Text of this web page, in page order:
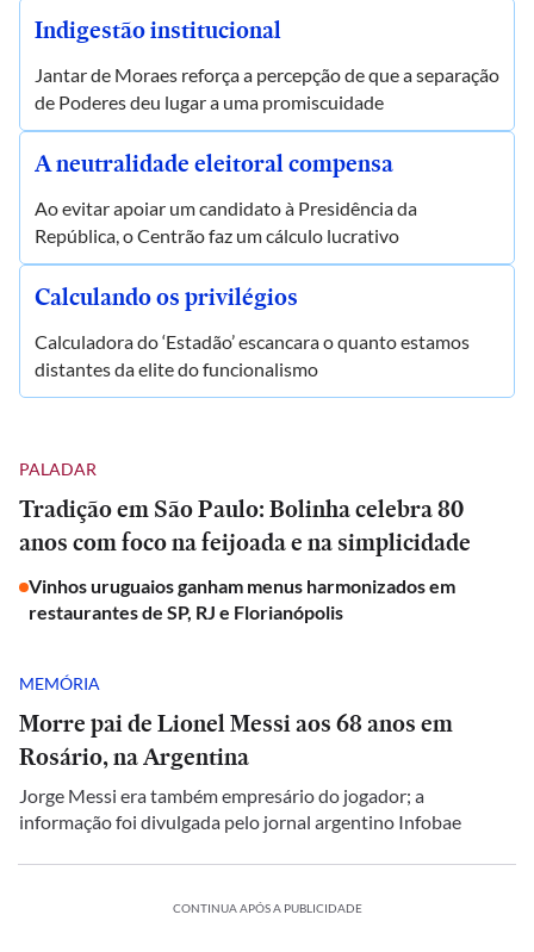
Indigestão institucional
Jantar de Moraes reforça a percepção de que a separação
de Poderes deu lugar a uma promiscuidade
A neutralidade eleitoral compensa
Ao evitar apoiar um candidato à Presidência da
República, o Centrão faz um cálculo lucrativo
Calculando os privilégios
Calculadora do ‘Estadão’ escancara o quanto estamos
distantes da elite do funcionalismo
PALADAR
Tradição em São Paulo: Bolinha celebra 80
anos com foco na feijoada e na simplicidade
Vinhos uruguaios ganham menus harmonizados em
restaurantes de SP, RJ e Florianópolis
MEMÓRIA
Morre pai de Lionel Messi aos 68 anos em
Rosário, na Argentina
Jorge Messi era também empresário do jogador; a
informação foi divulgada pelo jornal argentino Infobae
CONTINUA APÓS A PUBLICIDADE